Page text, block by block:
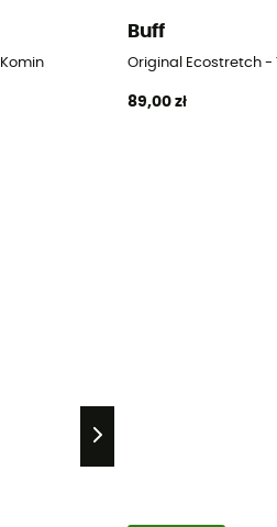
Buff
Original Ecostretch -
89,00 zł